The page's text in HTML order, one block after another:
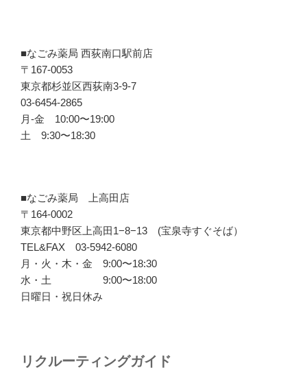
■なごみ薬局 西荻南口駅前店
〒167-0053
東京都杉並区西荻南3-9-7
03-6454-2865
月-金 10:00〜19:00
土 9:30〜18:30
■なごみ薬局 上高田店
〒164-0002
東京都中野区上高田1−8−13 (宝泉寺すぐそば）
TEL&FAX 03-5942-6080
月・火・木・金 9:00〜18:30
水・土 9:00〜18:00
日曜日・祝日休み
リクルーティングガイド